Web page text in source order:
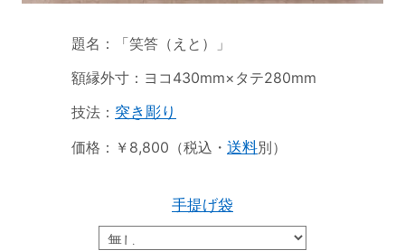
題名：「笑答（えと）」
額縁外寸：ヨコ430mm×タテ280mm
技法： 突き彫り
価格：￥8,800（税込・ 送料別）
手提げ袋